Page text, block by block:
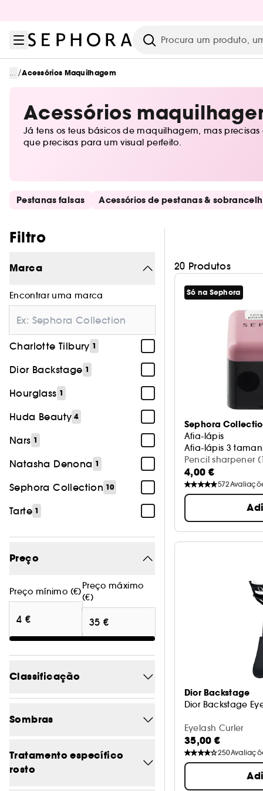
Pesquisar
... /Acessórios Maquilhagem
Acessórios
Já tens os teus básicos de maquilhagem, mas
que precisas para um visual perfeito.
Saltar os links rápidos
Pestanas falsas Acessórios de pestanas &
Filtro
Marca
Encontrar uma marca
Charlotte Tilbury 1
Dior Backstage 1
Hourglass 1
Huda Beauty 4
Nars 1
Natasha Denona 1
Sephora Collection 10
Tarte 1
Preço
Preço mínimo (€)
Preço máximo
(€)
Classificação
2/5 19
Sombras
Azul 0
Bege
Tratamento específico
rosto
20 Produtos
Só na Sephora
Sephora
Afia-lápis
Afia-lápis 3
Pencil sharpener
4,00 €
572
Dior Backstage
Dior Backstage
Eyelash Curler
35,00 €
250